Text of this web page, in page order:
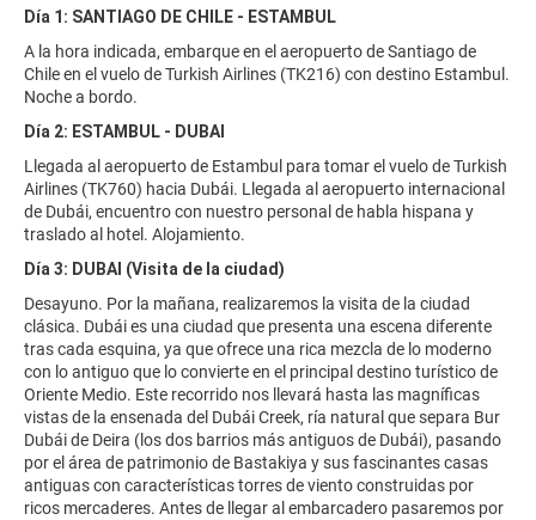
Día 1: SANTIAGO DE CHILE - ESTAMBUL
A la hora indicada, embarque en el aeropuerto de Santiago de
Chile en el vuelo de Turkish Airlines (TK216) con destino Estambul.
Noche a bordo.
Día 2: ESTAMBUL - DUBAI
Llegada al aeropuerto de Estambul para tomar el vuelo de Turkish
Airlines (TK760) hacia Dubái. Llegada al aeropuerto internacional
de Dubái, encuentro con nuestro personal de habla hispana y
traslado al hotel. Alojamiento.
Día 3: DUBAI (Visita de la ciudad)
Desayuno. Por la mañana, realizaremos la visita de la ciudad
clásica. Dubái es una ciudad que presenta una escena diferente
tras cada esquina, ya que ofrece una rica mezcla de lo moderno
con lo antiguo que lo convierte en el principal destino turístico de
Oriente Medio. Este recorrido nos llevará hasta las magníficas
vistas de la ensenada del Dubái Creek, ría natural que separa Bur
Dubái de Deira (los dos barrios más antiguos de Dubái), pasando
por el área de patrimonio de Bastakiya y sus fascinantes casas
antiguas con características torres de viento construidas por
ricos mercaderes. Antes de llegar al embarcadero pasaremos por